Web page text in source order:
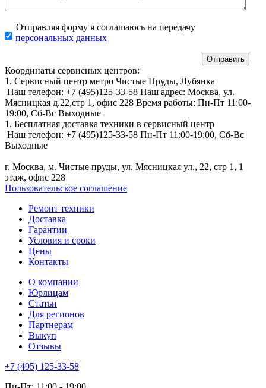
Отправляя форму я соглашаюсь на передачу
персональных данных
Координаты сервисных центров:
1. Сервисный центр метро Чистые Пруды, Лубянка
Наш телефон: +7 (495)125-33-58 Наш адрес: Москва, ул.
Мясницкая д.22,стр 1, офис 228 Время работы: Пн-Пт 11:00-
19:00, Сб-Вс Выходные
1. Бесплатная доставка техники в сервисный центр
Наш телефон: +7 (495)125-33-58 Пн-Пт 11:00-19:00, Сб-Вс
Выходные
г. Москва, м. Чистые пруды, ул. Мясницкая ул., 22, стр 1, 1
этаж, офис 228
Пользовательское соглашение
Ремонт техники
Доставка
Гарантии
Условия и сроки
Цены
Контакты
О компании
Юрлицам
Статьи
Для регионов
Партнерам
Выкуп
Отзывы
+7 (495) 125-33-58